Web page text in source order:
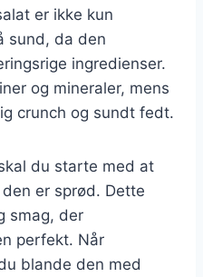
er ikke kun
sund, da den
ingredienser.
og mineraler, mens
crunch og sundt fedt.
du starte med at
er sprød. Dette
smag, der
perfekt. Når
blande den med